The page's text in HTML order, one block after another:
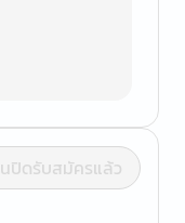
ปิดรับสมัครแล้ว